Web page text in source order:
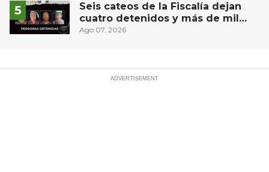
Seis cateos de la Fiscalía dejan
cuatro detenidos y más de mil
dosis aseguradas en Querétaro
Ago 07, 2026